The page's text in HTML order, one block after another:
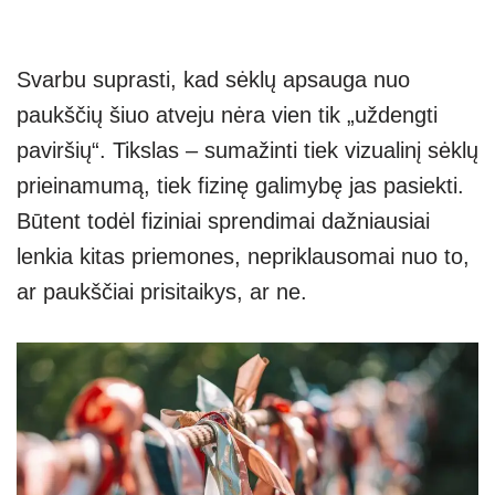
Svarbu suprasti, kad sėklų apsauga nuo
paukščių šiuo atveju nėra vien tik „uždengti
paviršių“. Tikslas – sumažinti tiek vizualinį sėklų
prieinamumą, tiek fizinę galimybę jas pasiekti.
Būtent todėl fiziniai sprendimai dažniausiai
lenkia kitas priemones, nepriklausomai nuo to,
ar paukščiai prisitaikys, ar ne.